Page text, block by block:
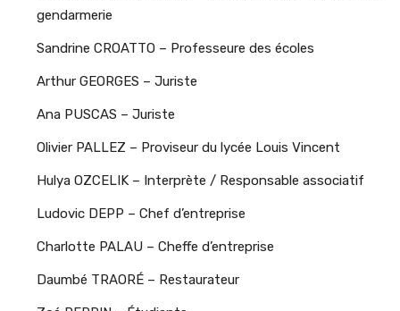
gendarmerie
Sandrine CROATTO – Professeure des écoles
Arthur GEORGES – Juriste
Ana PUSCAS – Juriste
Olivier PALLEZ – Proviseur du lycée Louis Vincent
Hulya OZCELIK – Interprète / Responsable associatif
Ludovic DEPP – Chef d’entreprise
Charlotte PALAU – Cheffe d’entreprise
Daumbé TRAORÉ – Restaurateur